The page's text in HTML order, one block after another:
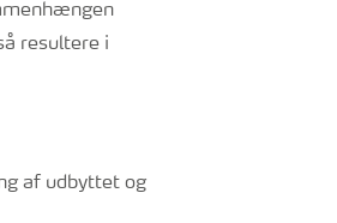
resultere i
af udbyttet og